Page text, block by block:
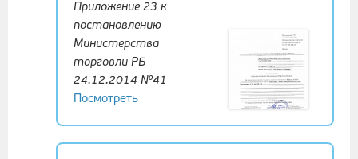
Приложение 23 к
постановлению
Министерства
торговли РБ
24.12.2014 №41
Посмотреть